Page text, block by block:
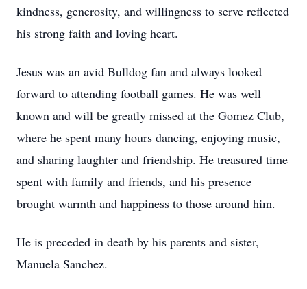
kindness, generosity, and willingness to serve reflected
his strong faith and loving heart.
Jesus was an avid Bulldog fan and always looked
forward to attending football games. He was well
known and will be greatly missed at the Gomez Club,
where he spent many hours dancing, enjoying music,
and sharing laughter and friendship. He treasured time
spent with family and friends, and his presence
brought warmth and happiness to those around him.
He is preceded in death by his parents and sister,
Manuela Sanchez.